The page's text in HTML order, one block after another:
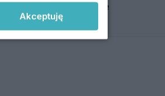
1,5-rocznej przerwie
Akceptuję